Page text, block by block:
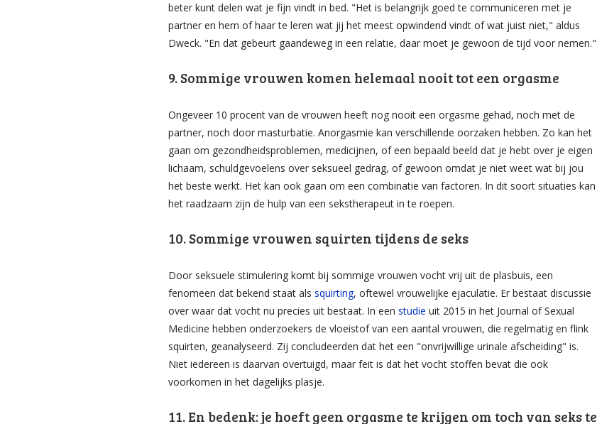
beter kunt delen wat je fijn vindt in bed. "Het is belangrijk goed te communiceren met je
partner en hem of haar te leren wat jij het meest opwindend vindt of wat juist niet," aldus
Dweck. "En dat gebeurt gaandeweg in een relatie, daar moet je gewoon de tijd voor nemen."
9. Sommige vrouwen komen helemaal nooit tot een orgasme
Ongeveer 10 procent van de vrouwen heeft nog nooit een orgasme gehad, noch met de
partner, noch door masturbatie. Anorgasmie kan verschillende oorzaken hebben. Zo kan het
gaan om gezondheidsproblemen, medicijnen, of een bepaald beeld dat je hebt over je eigen
lichaam, schuldgevoelens over seksueel gedrag, of gewoon omdat je niet weet wat bij jou
het beste werkt. Het kan ook gaan om een combinatie van factoren. In dit soort situaties kan
het raadzaam zijn de hulp van een sekstherapeut in te roepen.
10. Sommige vrouwen squirten tijdens de seks
Door seksuele stimulering komt bij sommige vrouwen vocht vrij uit de plasbuis, een
fenomeen dat bekend staat als squirting, oftewel vrouwelijke ejaculatie. Er bestaat discussie
over waar dat vocht nu precies uit bestaat. In een studie uit 2015 in het Journal of Sexual
Medicine hebben onderzoekers de vloeistof van een aantal vrouwen, die regelmatig en flink
squirten, geanalyseerd. Zij concludeerden dat het een "onvrijwillige urinale afscheiding" is.
Niet iedereen is daarvan overtuigd, maar feit is dat het vocht stoffen bevat die ook
voorkomen in het dagelijks plasje.
11. En bedenk: je hoeft geen orgasme te krijgen om toch van seks te